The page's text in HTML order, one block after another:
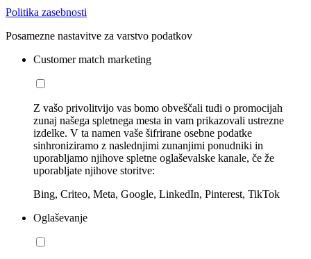
Politika zasebnosti
Posamezne nastavitve za varstvo podatkov
Customer match marketing
Z vašo privolitvijo vas bomo obveščali tudi o promocijah
zunaj našega spletnega mesta in vam prikazovali ustrezne
izdelke. V ta namen vaše šifrirane osebne podatke
sinhroniziramo z naslednjimi zunanjimi ponudniki in
uporabljamo njihove spletne oglaševalske kanale, če že
uporabljate njihove storitve:
Bing, Criteo, Meta, Google, LinkedIn, Pinterest, TikTok
Oglaševanje